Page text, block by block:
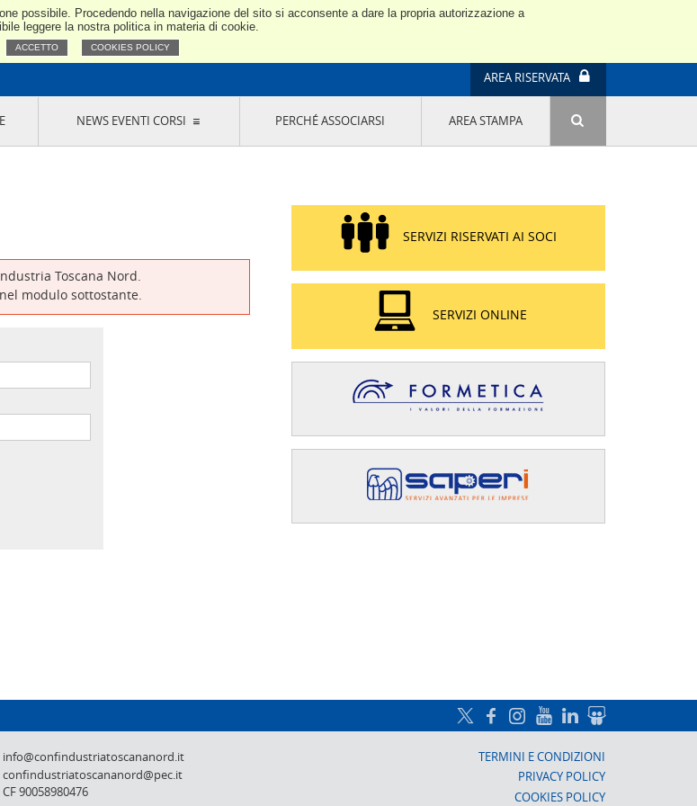
possibile. Procedendo nella navigazione del sito si acconsente a dare la propria autorizzazione a
leggere la nostra politica in materia di cookie.
ACCETTO COOKIES POLICY
Toscana Nord
AREA RISERVATA
GRUPPI DI ACQUISTO
EDIZIONE
PROGETTO LU.ME.
IL MANAGER DELLA SOSTENIBILITÀ NEL
DISTRETTO TESSILE PRATESE
GRUPPO IMPRENDITORIA FEMMINILE
SOSTENIBILITÀ
NEWS EVENTI CORSI PERCHÉ ASSOCIARSI AREA STAMPA
Toscana Nord.
modulo sottostante.
SERVIZI RISERVATI AI SOCI
SERVIZI ONLINE
info@confindustriatoscananord.it
confindustriatoscananord@pec.it
CF 90058980476
TERMINI E CONDIZIONI
PRIVACY POLICY
COOKIES POLICY